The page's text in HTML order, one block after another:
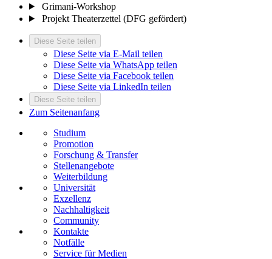
Grimani-Workshop
Projekt Theaterzettel (DFG gefördert)
Diese Seite teilen
Diese Seite via E-Mail teilen
Diese Seite via WhatsApp teilen
Diese Seite via Facebook teilen
Diese Seite via LinkedIn teilen
Diese Seite teilen
Zum Seitenanfang
Studium
Promotion
Forschung & Transfer
Stellenangebote
Weiterbildung
Universität
Exzellenz
Nachhaltigkeit
Community
Kontakte
Notfälle
Service für Medien